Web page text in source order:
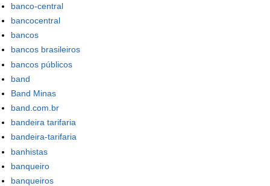
banco-central
bancocentral
bancos
bancos brasileiros
bancos públicos
band
Band Minas
band.com.br
bandeira tarifaria
bandeira-tarifaria
banhistas
banqueiro
banqueiros